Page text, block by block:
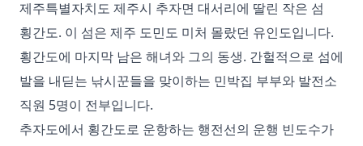
제주특별자치도 제주시 추자면 대서리에 딸린 작은 섬
횡간도. 이 섬은 제주 도민도 미처 몰랐던 유인도입니다.
횡간도에 마지막 남은 해녀와 그의 동생. 간헐적으로 섬에
발을 내딛는 낚시꾼들을 맞이하는 민박집 부부와 발전소
직원 5명이 전부입니다.
추자도에서 횡간도로 운항하는 행전선의 운행 빈도수가